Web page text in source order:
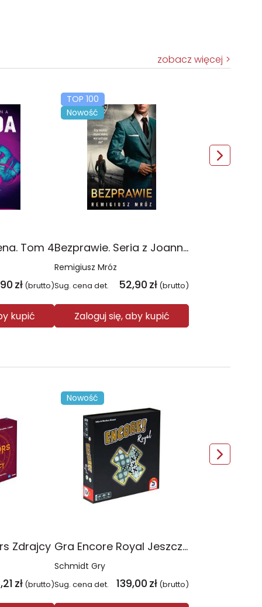
zobacz więcej
Tom 4
zł (brutto)
kupić
TOP 100
Nowość
Bezprawie. Seria z Joanną Chyłką. Tom 20
Remigiusz Mróz
Sug. cena det. 52,90 zł (brutto)
Zaloguj się, aby kupić
Zdrajcy
zł (brutto)
Nowość
Gra Encore Royal Jeszcze raz! edycja królewska
Schmidt Gry
Sug. cena det. 139,00 zł (brutto)